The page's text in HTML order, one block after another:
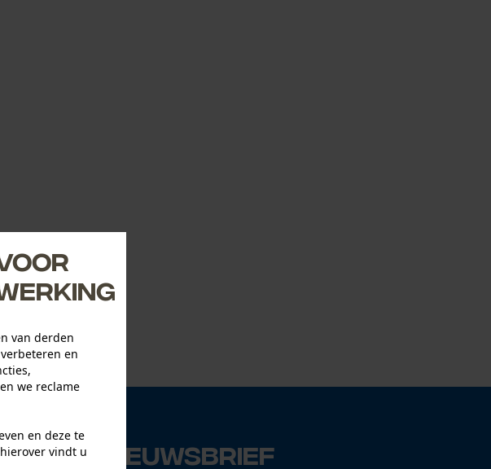
Nieuwsbrief
van derden
en
we reclame
en deze te
vindt u